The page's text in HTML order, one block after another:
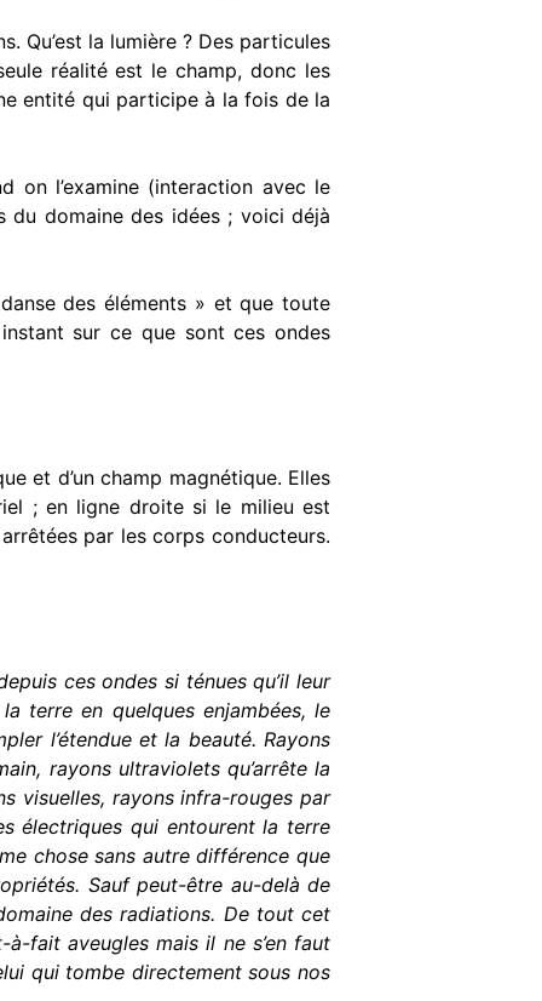
Qu’est la lumière ? Des particules
réalité est le champ, donc les
entité qui participe à la fois de la
on l’examine (interaction avec le
du domaine des idées ; voici déjà
des éléments » et que toute
sur ce que sont ces ondes
et d’un champ magnétique. Elles
; en ligne droite si le milieu est
par les corps conducteurs.
ces ondes si ténues qu’il leur
terre en quelques enjambées, le
l’étendue et la beauté. Rayons
rayons ultraviolets qu’arrête la
visuelles, rayons infra-rouges par
électriques qui entourent la terre
chose sans autre différence que
Sauf peut-être au-delà de
des radiations. De tout cet
fait aveugles mais il ne s’en faut
qui tombe directement sous nos